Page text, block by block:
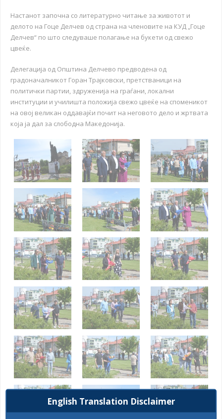
Настанот започна со литературно читање за животот и
делото на Гоце Делчев од страна на членовите на КУД „Гоце
Делчев“ по што следуваше полагање на букети од свежо
цвеќе.
Делегација од Општина Делчево предводена од
градоначалникот Горан Трајковски, претстваници на
политички партии, здруженија на граѓани, локални
институции и училишта положија свежо цвеќе на споменикот
на овој великан оддавајќи почит на неговото дело и жртвата
која ја дал за слободна Македонија.
English Translation Disclaimer